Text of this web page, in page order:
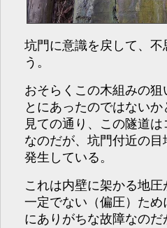
坑門に意識を戻して、
う。
おそらくこの木組みの
とにあったのではないか
見ての通り、この隧道
なのだが、坑門付近の
発生している。
これは内壁に架かる地
一定でない（偏圧）た
にありがちな故障なの